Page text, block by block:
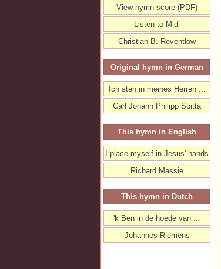
View hymn score (PDF)
Listen to Midi
Christian B. Reventlow
Original hymn in German
Ich steh in meines Herren ...
Carl Johann Philipp Spitta
This hymn in English
I place myself in Jesus' hands
Richard Massie
This hymn in Dutch
'k Ben in de hoede van ...
Johannes Riemens